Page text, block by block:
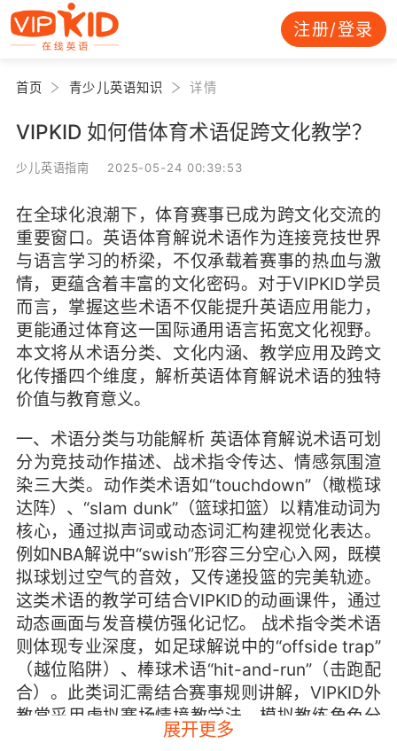
注册/登录
首页 青少儿英语知识 详情
VIPKID 如何借体育术语促跨文化教学？
少儿英语指南 2025-05-24 00:39:53
在全球化浪潮下，体育赛事已成为跨文化交流的
重要窗口。英语体育解说术语作为连接竞技世界
与语言学习的桥梁，不仅承载着赛事的热血与激
情，更蕴含着丰富的文化密码。对于VIPKID学员
而言，掌握这些术语不仅能提升英语应用能力，
更能通过体育这一国际通用语言拓宽文化视野。
本文将从术语分类、文化内涵、教学应用及跨文
化传播四个维度，解析英语体育解说术语的独特
价值与教育意义。
一、术语分类与功能解析 英语体育解说术语可划
分为竞技动作描述、战术指令传达、情感氛围渲
染三大类。动作类术语如“touchdown”（橄榄球
达阵）、“slam dunk”（篮球扣篮）以精准动词为
核心，通过拟声词或动态词汇构建视觉化表达。
例如NBA解说中“swish”形容三分空心入网，既模
拟球划过空气的音效，又传递投篮的完美轨迹。
这类术语的教学可结合VIPKID的动画课件，通过
动态画面与发音模仿强化记忆。 战术指令类术语
则体现专业深度，如足球解说中的“offside trap”
（越位陷阱）、棒球术语“hit-and-run”（击跑配
合）。此类词汇需结合赛事规则讲解，VIPKID外
教常采用虚拟赛场情境教学法，模拟教练角色分
配学员执行战术指令，使抽象概念具象化。研究
展开更多